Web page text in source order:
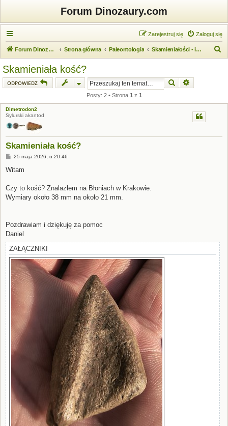
Forum Dinozaury.com
Zaloguj się
Zarejestruj się
Forum Dinozaury.com Strona główna Paleontologia Skamieniałości - identyfikacja
Skamieniała kość?
ODPOWIEDZ Szukaj
Posty: 2 • Strona 1 z 1
Dimetrodon2
Sylurski akantod
Skamieniała kość?
P
s
25 maja 2026, o 20:46
Witam
Czy to kość? Znalazłem na Błoniach w Krakowie.
Wymiary około 38 mm na około 21 mm.
Pozdrawiam i dziękuję za pomoc
Daniel
ZAŁĄCZNIKI